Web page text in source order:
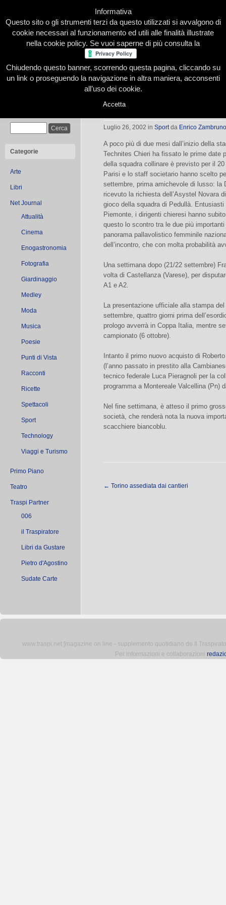
Home Presentazione Redazione Le nostre firme
Categorie
Arte
Libri
Net Journal
Attualità
Cinema
Enogastronomia
Fotografia
Giardinaggio
Medley
Moda
Musica
Poesie
Punti di Vista
Racconti
Ricette
Spettacoli
Sport
Technology
Viaggi e Turismo
Primo Piano
Teatro
Traspi Partner
006
il Traspiratore
Libri da Gustare
Pietro d'Agostino
Sudate Carte
In raduno!
Luglio 26, 2002 in Sportda Enrico Zambruno
A poco più di due mesi dall’inizio della
Technites Chieri ha fissato le prime date
della squadra collinare è previsto per il
Parisi e lo staff societario hanno scelto
settembre, prima amichevole di lusso: la
ricevuto la richiesta dell’Asystel Novara
gioco della squadra di Pedullà. Entusiasti
Piemonte, i dirigenti chieresi hanno
questo lo scontro tra le due più
panorama pallavolistico femminile
dell’incontro, che con molta probabilità
Una settimana dopo (21/22 settembre)
volta di Castellanza (Varese), per
A1 e A2.
La presentazione ufficiale alla stampa
settembre, quattro giorni prima
prologo avverrà in Coppa Italia, mentre
campionato (6 ottobre).
Intanto il primo nuovo acquisto di
(l’anno passato in prestito alla
tecnico federale Luca Pieragnoli per la
programma a Montereale Valcellina (Pn)
Nel fine settimana, è atteso il primo
società, che renderà nota la nuova
scacchiere biancoblu.
← Torino assediata dai cantieri
www.traspi.net [magazine on line - supplemento quotidiano de Il
Per informazioni e collaborazioni
Informativa
Questo sito o gli strumenti terzi da questo utilizzati si avvalgono di
cookie necessari al funzionamento ed utili alle finalità illustrate
nella cookie policy. Se vuoi saperne di più consulta la
Chiudendo questo banner, scorrendo questa pagina, cliccando su
un link o proseguendo la navigazione in altra maniera, acconsenti
all’uso dei cookie.
Accetta